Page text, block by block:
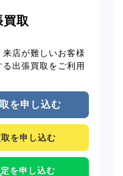
買取
店が難しいお客様
出張買取をご利用
を申し込む
を申し込む
を申し込む